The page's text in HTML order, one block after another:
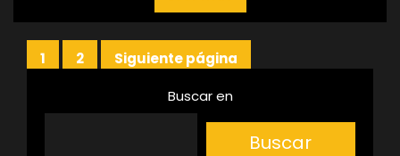
Paginación
Página
1 Página
2
Siguiente página
Buscar en
Buscar